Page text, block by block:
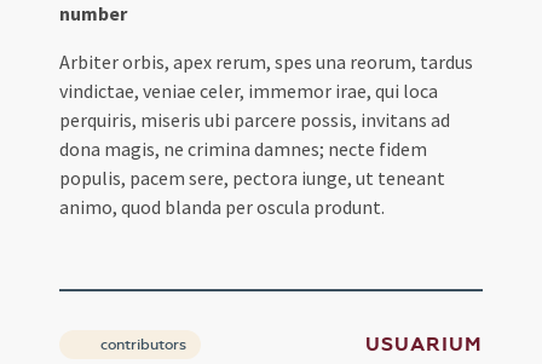
number
Arbiter orbis, apex rerum, spes una reorum, tardus
vindictae, veniae celer, immemor irae, qui loca
perquiris, miseris ubi parcere possis, invitans ad
dona magis, ne crimina damnes; necte fidem
populis, pacem sere, pectora iunge, ut teneant
animo, quod blanda per oscula produnt.
contributors USUARIUM